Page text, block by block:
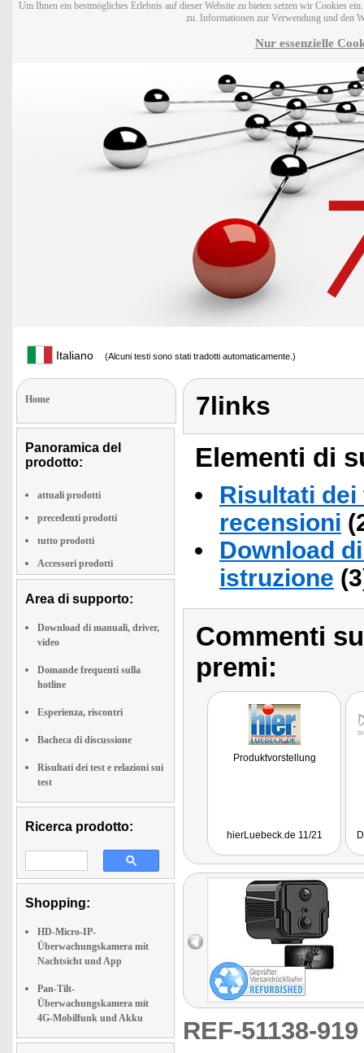
Um Ihnen ein bestmögliches Erlebnis auf dieser Website zu bieten setzen wir Cookies
zu. Informationen zur Verwendung und den
Nur essenzielle
Italiano (Alcuni testi sono stati tradotti automaticamente.)
Home
Panoramica del
prodotto:
attuali prodotti
precedenti prodotti
tutto prodotti
Accessori prodotti
Area di supporto:
Download di manuali, driver,
video
Domande frequenti sulla
hotline
Esperienza, riscontri
Bacheca di discussione
Risultati dei test e relazioni sui
test
Ricerca prodotto:
Shopping:
HD-Micro-IP-
Überwachungskamera mit
Nachtsicht und App
Pan-Tilt-
Überwachungskamera mit
4G-Mobilfunk und Akku
7links
Elementi di
Risultati
recensioni
Download
istruzione
Commenti
premi:
Produktvorstellung
hierLuebeck.de 11/21
REF-51138-